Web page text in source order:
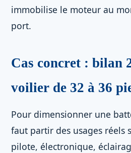
immobilise le moteur au
port.
Cas concret : bilan
voilier de 32 à 36
Pour dimensionner une
faut partir des usages réels
pilote, électronique,